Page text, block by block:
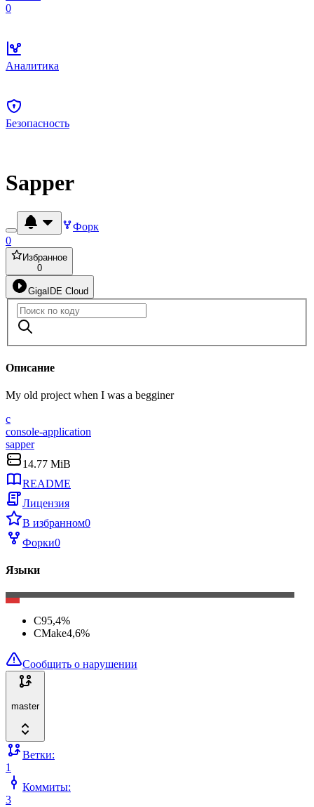
0
Аналитика
Безопасность
Sapper
Форк
0
Избранное
0
GigaIDE Cloud
Описание
My old project when I was a begginer
c
console-application
sapper
14.77 MiB
README
Лицензия
В избранном0
Форки0
Языки
C95,4%
CMake4,6%
Сообщить о нарушении
master
Ветки:
1
Коммиты:
3